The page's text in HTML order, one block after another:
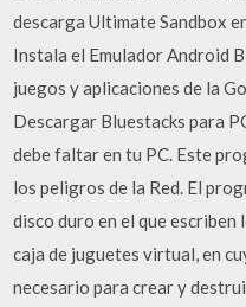
descarga Ultimate Sandbox
Instala el Emulador Android
juegos y aplicaciones de la
Descargar Bluestacks para
debe faltar en tu PC. Este
los peligros de la Red. El
disco duro en el que escriben
caja de juguetes virtual, en
necesario para crear y